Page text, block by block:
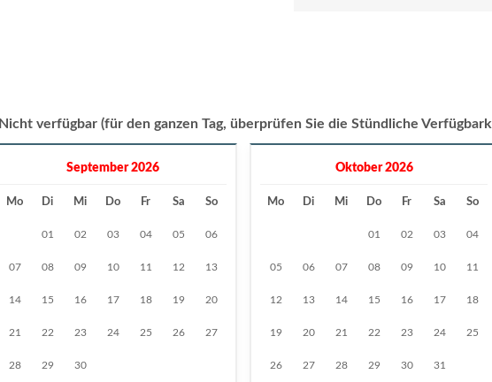
Nicht verfügbar (für den ganzen Tag, überprüfen Sie die Stündliche
September 2026
Mo Di Mi Do Fr Sa So
01 02 03 04 05 06
07 08 09 10 11 12 13
14 15 16 17 18 19 20
21 22 23 24 25 26 27
28 29 30
Oktober 2026
Mo Di Mi Do Fr Sa So
01 02 03 04
05 06 07 08 09 10 11
12 13 14 15 16 17 18
19 20 21 22 23 24 25
26 27 28 29 30 31